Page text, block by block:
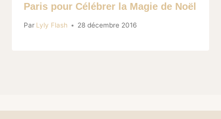
Paris pour Célébrer la Magie de Noël
Par Lyly Flash 28 décembre 2016